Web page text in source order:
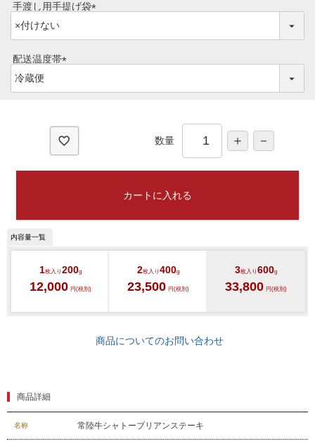
029-254-2441
受付：9:00～17:30(日曜日を除く)
手渡し用手提げ袋
必
配送温度帯
必
数量
カートに入れる
1枚入り 200g
12,000 円(税別)
2枚入り 400g
23,500 円(税別)
3枚入り600g
33,800 円(税別)
商品についてのお問い合わせ
商品詳細
名称 常陸牛シャトーブリアンステーキ